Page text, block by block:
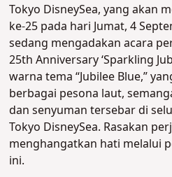
Tokyo DisneySea, yang akan
ke-25 pada hari Jumat, 4
sedang mengadakan acara
25th Anniversary ‘Sparkling
warna tema “Jubilee Blue,”
berbagai pesona laut,
dan senyuman tersebar di
Tokyo DisneySea. Rasakan
menghangatkan hati melalui
ini.